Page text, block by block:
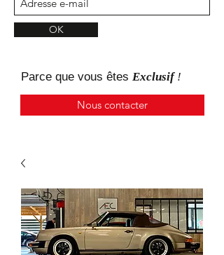
OK
Parce que vous êtes Exclusif !
Nous contacter